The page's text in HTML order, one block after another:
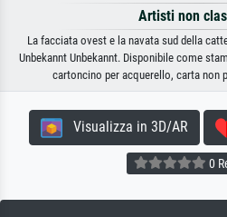
Artisti non
La facciata ovest e la navata sud della
Unbekannt Unbekannt. Disponibile come
cartoncino per acquerello, carta non
Visualizza in 3D/AR
0